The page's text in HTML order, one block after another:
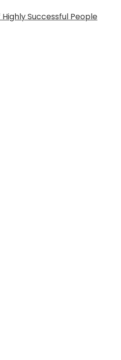
Successful People